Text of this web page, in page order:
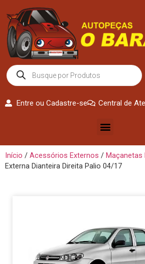
Entre ou Cadastre-se Central de
Início / Acessórios Externos / Maçanetas
Externa Dianteira Direita Palio 04/17